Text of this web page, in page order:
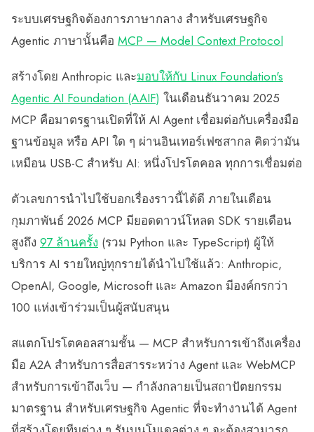
ระบบเศรษฐกิจต้องการภาษากลาง สำหรับเศรษฐกิจ
Agentic ภาษานั้นคือ MCP — Model Context Protocol
สร้างโดย Anthropic และมอบให้กับ Linux Foundation's
Agentic AI Foundation (AAIF) ในเดือนธันวาคม 2025
MCP คือมาตรฐานเปิดที่ให้ AI Agent เชื่อมต่อกับเครื่องมือ
ฐานข้อมูล หรือ API ใด ๆ ผ่านอินเทอร์เฟซสากล คิดว่ามัน
เหมือน USB-C สำหรับ AI: หนึ่งโปรโตคอล ทุกการเชื่อมต่อ
ตัวเลขการนำไปใช้บอกเรื่องราวนี้ได้ดี ภายในเดือน
กุมภาพันธ์ 2026 MCP มียอดดาวน์โหลด SDK รายเดือน
สูงถึง 97 ล้านครั้ง (รวม Python และ TypeScript) ผู้ให้
บริการ AI รายใหญ่ทุกรายได้นำไปใช้แล้ว: Anthropic,
OpenAI, Google, Microsoft และ Amazon มีองค์กรกว่า
100 แห่งเข้าร่วมเป็นผู้สนับสนุน
สแตกโปรโตคอลสามชั้น — MCP สำหรับการเข้าถึงเครื่อง
มือ A2A สำหรับการสื่อสารระหว่าง Agent และ WebMCP
สำหรับการเข้าถึงเว็บ — กำลังกลายเป็นสถาปัตยกรรม
มาตรฐาน สำหรับเศรษฐกิจ Agentic ที่จะทำงานได้ Agent